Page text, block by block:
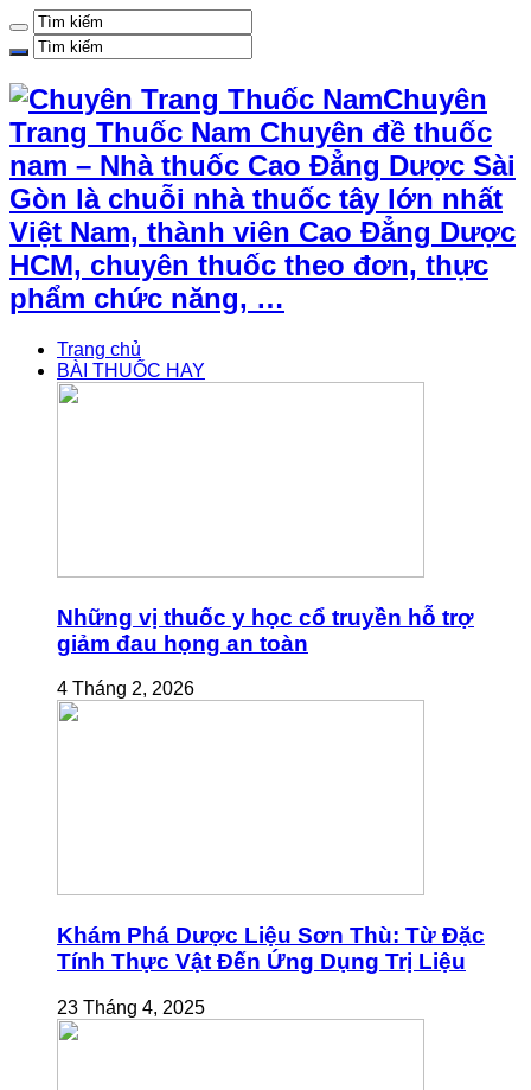
Chuyên
Trang Thuốc Nam Chuyên đề thuốc
nam – Nhà thuốc Cao Đẳng Dược Sài
Gòn là chuỗi nhà thuốc tây lớn nhất
Việt Nam, thành viên Cao Đẳng Dược
HCM, chuyên thuốc theo đơn, thực
phẩm chức năng, …
Trang chủ
BÀI THUỐC HAY
Những vị thuốc y học cổ truyền hỗ trợ
giảm đau họng an toàn
4 Tháng 2, 2026
Khám Phá Dược Liệu Sơn Thù: Từ Đặc
Tính Thực Vật Đến Ứng Dụng Trị Liệu
23 Tháng 4, 2025